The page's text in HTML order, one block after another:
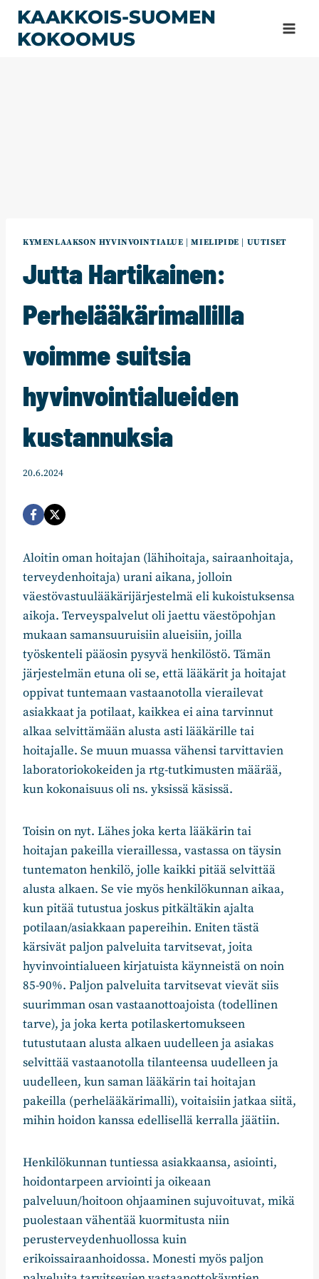
Siirry
sisältöön
KAAKKOIS-SUOMEN
KOKOOMUS
KYMENLAAKSON HYVINVOINTIALUE |MIELIPIDE | UUTISET
Jutta Hartikainen:
Perhelääkärimallilla
voimme suitsia
hyvinvointialueiden
kustannuksia
20.6.2024
Aloitin oman hoitajan (lähihoitaja, sairaanhoitaja,
terveydenhoitaja) urani aikana, jolloin
väestövastuulääkärijärjestelmä eli kukoistuksensa
aikoja. Terveyspalvelut oli jaettu väestöpohjan
mukaan samansuuruisiin alueisiin, joilla
työskenteli pääosin pysyvä henkilöstö. Tämän
järjestelmän etuna oli se, että lääkärit ja hoitajat
oppivat tuntemaan vastaanotolla vierailevat
asiakkaat ja potilaat, kaikkea ei aina tarvinnut
alkaa selvittämään alusta asti lääkärille tai
hoitajalle. Se muun muassa vähensi tarvittavien
laboratoriokokeiden ja rtg-tutkimusten määrää,
kun kokonaisuus oli ns. yksissä käsissä.
Toisin on nyt. Lähes joka kerta lääkärin tai
hoitajan pakeilla vieraillessa, vastassa on täysin
tuntematon henkilö, jolle kaikki pitää selvittää
alusta alkaen. Se vie myös henkilökunnan aikaa,
kun pitää tutustua joskus pitkältäkin ajalta
potilaan/asiakkaan papereihin. Eniten tästä
kärsivät paljon palveluita tarvitsevat, joita
hyvinvointialueen kirjatuista käynneistä on noin
85-90%. Paljon palveluita tarvitsevat vievät siis
suurimman osan vastaanottoajoista (todellinen
tarve), ja joka kerta potilaskertomukseen
tutustutaan alusta alkaen uudelleen ja asiakas
selvittää vastaanotolla tilanteensa uudelleen ja
uudelleen, kun saman lääkärin tai hoitajan
pakeilla (perhelääkärimalli), voitaisiin jatkaa siitä,
mihin hoidon kanssa edellisellä kerralla jäätiin.
Henkilökunnan tuntiessa asiakkaansa, asiointi,
hoidontarpeen arviointi ja oikeaan
palveluun/hoitoon ohjaaminen sujuvoituvat, mikä
puolestaan vähentää kuormitusta niin
perusterveydenhuollossa kuin
erikoissairaanhoidossa. Monesti myös paljon